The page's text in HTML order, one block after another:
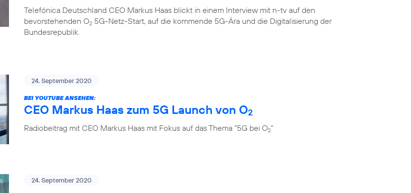
Telefónica Deutschland CEO Markus Haas blickt in einem Interview mit n-tv auf den
bevorstehenden O2 5G-Netz-Start, auf die kommende 5G-Ära und die Digitalisierung der
Bundesrepublik.
24. September 2020
BEI YOUTUBE ANSEHEN:
CEO Markus Haas zum 5G Launch von O2
Radiobeitrag mit CEO Markus Haas mit Fokus auf das Thema "5G bei O2"
24. September 2020